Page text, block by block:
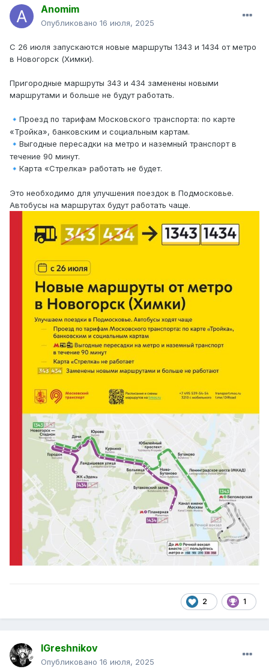
Anomim
Опубликовано 16 июля, 2025
С 26 июля запускаются новые маршруты 1343 и 1434 от метро
в Новогорск (Химки).
Пригородные маршруты 343 и 434 заменены новыми
маршрутами и больше не будут работать.
🔹 Проезд по тарифам Московского транспорта: по карте
«Тройка», банковским и социальным картам.
🔹 Выгодные пересадки на метро и наземный транспорт в
течение 90 минут.
🔹 Карта «Стрелка» работать не будет.
Это необходимо для улучшения поездок в Подмосковье.
Автобусы на маршрутах будут работать чаще.
2 1
IGreshnikov
Опубликовано 16 июля, 2025